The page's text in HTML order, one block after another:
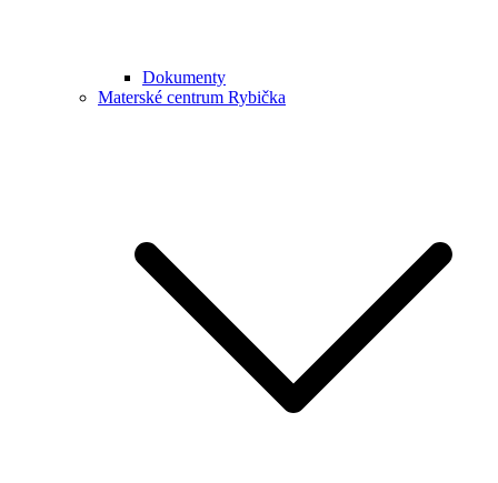
Dokumenty
Materské centrum Rybička